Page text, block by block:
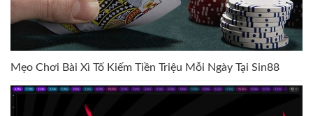
Mẹo Chơi Bài Xì Tố Kiếm Tiền Triệu Mỗi Ngày Tại Sin88